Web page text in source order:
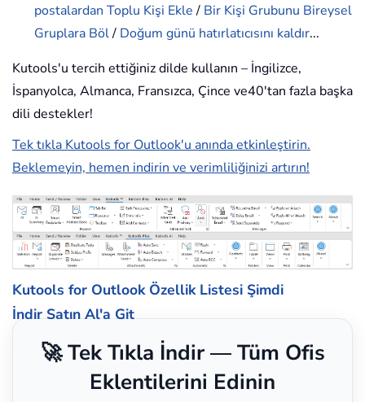
postalardan Toplu Kişi Ekle/ Bir Kişi Grubunu Bireysel
Gruplara Böl/ Doğum günü hatırlatıcısını kaldır...
Kutools'u tercih ettiğiniz dilde kullanın – İngilizce,
İspanyolca, Almanca, Fransızca, Çince ve40'tan fazla başka
dili destekler!
Tek tıkla Kutools for Outlook'u anında etkinleştirin.
Beklemeyin, hemen indirin ve verimliliğinizi artırın!
Kutools for Outlook Özellik Listesi Şimdi
İndir Satın Al'a Git
🚀 Tek Tıkla İndir — Tüm Ofis
Eklentilerini Edinin